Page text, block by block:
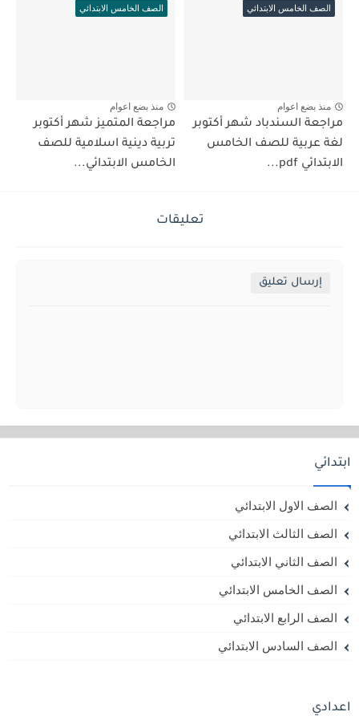
الصف الخامس الابتدائي
منذ بضع اعوام
مراجعة السندباد شهر أكتوبر
لغة عربية للصف الخامس
الابتدائي pdf...
الصف الخامس الابتدائي
منذ بضع اعوام
مراجعة المتميز شهر أكتوبر
تربية دينية اسلامية للصف
الخامس الابتدائي...
تعليقات
إرسال تعليق
ابتدائي
الصف الاول الابتدائي
الصف الثالث الابتدائي
الصف الثاني الابتدائي
الصف الخامس الابتدائي
الصف الرابع الابتدائي
الصف السادس الابتدائي
اعدادي